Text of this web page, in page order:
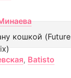
кошкой (Future
, Batisto